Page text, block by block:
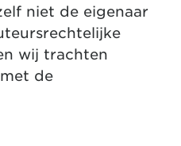
niet de eigenaar
wij trachten
de